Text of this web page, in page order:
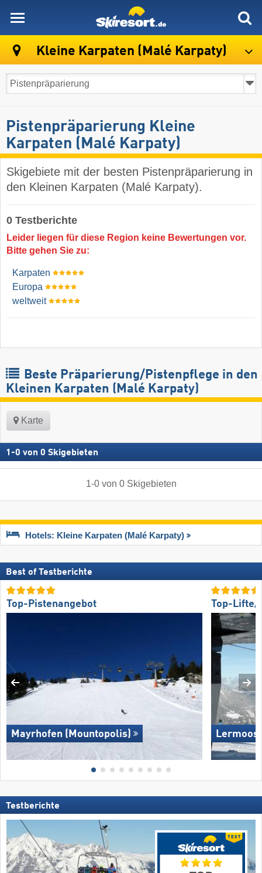
Kleine Karpaten (Malé Karpaty)
Pistenpräparierung Kleine
Karpaten (Malé Karpaty)
Skigebiete mit der besten Pistenpräparierung in
den Kleinen Karpaten (Malé Karpaty).
0 Testberichte
Leider liegen für diese Region keine Bewertungen vor.
Bitte gehen Sie zu:
Karpaten
Europa
weltweit
Beste Präparierung/Pistenpflege in den
Kleinen Karpaten (Malé Karpaty)
Karte
1 -0 von 0 Skigebieten
1-0von 0 Skigebieten
Hotels: Kleine Karpaten (Malé Karpaty)
Best of Testberichte
Top-Pistenangebot
Mayrhofen (Mountopolis)
Top-Lifte/
Lermoos
Testberichte